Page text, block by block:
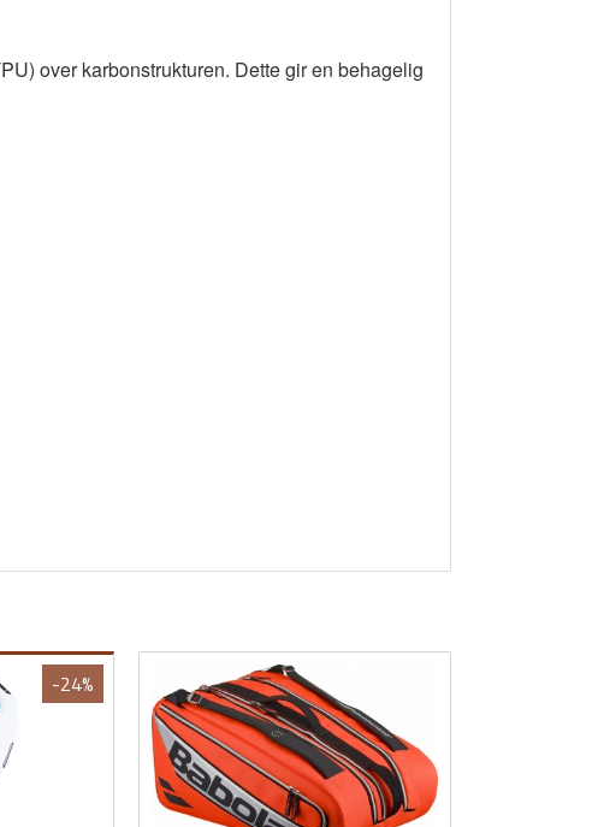
over karbonstrukturen. Dette gir en behagelig
-24%